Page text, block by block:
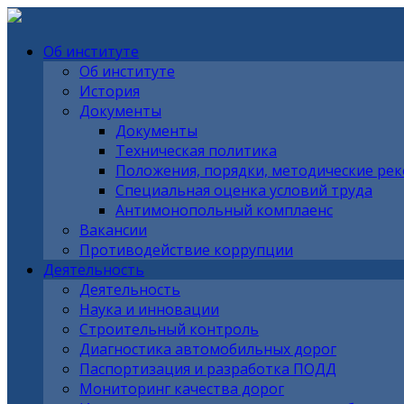
Об институте
Об институте
История
Документы
Документы
Техническая политика
Положения, порядки, методические
Специальная оценка условий труда
Антимонопольный комплаенс
Вакансии
Противодействие коррупции
Деятельность
Деятельность
Наука и инновации
Строительный контроль
Диагностика автомобильных дорог
Паспортизация и разработка ПОДД
Мониторинг качества дорог